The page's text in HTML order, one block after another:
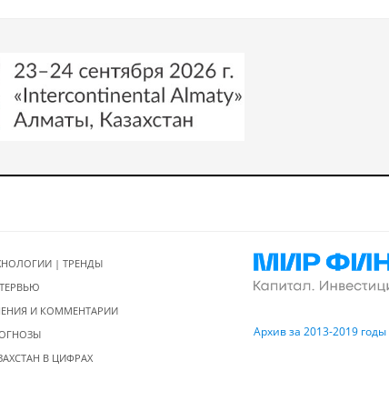
| ТРЕНДЫ
И КОММЕНТАРИИ
В ЦИФРАХ
Архив за 2013-2019 годы